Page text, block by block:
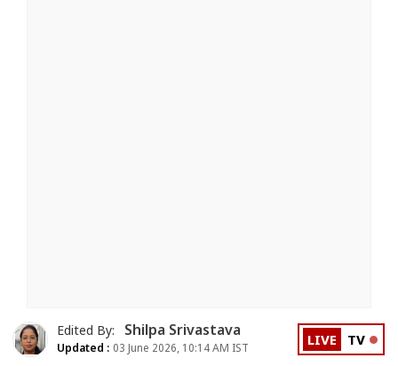
Edited By: Shilpa Srivastava
Updated : 03 June 2026, 10:14 AM IST LIVE TV